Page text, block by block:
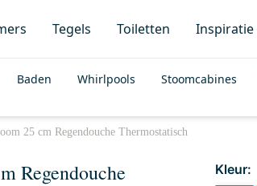
Tegels Toiletten Inspiratie
Baden Whirlpools Stoomcabines
25 cm Regendouche Thermostatisch
Regendouche
Kleur: